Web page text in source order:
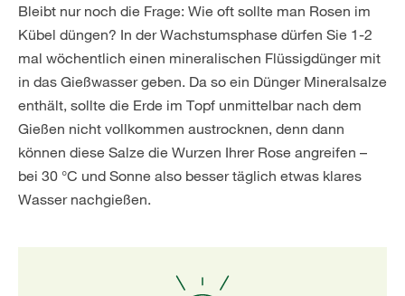
Bleibt nur noch die Frage: Wie oft sollte man Rosen im
Kübel düngen? In der Wachstumsphase dürfen Sie 1-2
mal wöchentlich einen mineralischen Flüssigdünger mit
in das Gießwasser geben. Da so ein Dünger Mineralsalze
enthält, sollte die Erde im Topf unmittelbar nach dem
Gießen nicht vollkommen austrocknen, denn dann
können diese Salze die Wurzen Ihrer Rose angreifen –
bei 30 °C und Sonne also besser täglich etwas klares
Wasser nachgießen.